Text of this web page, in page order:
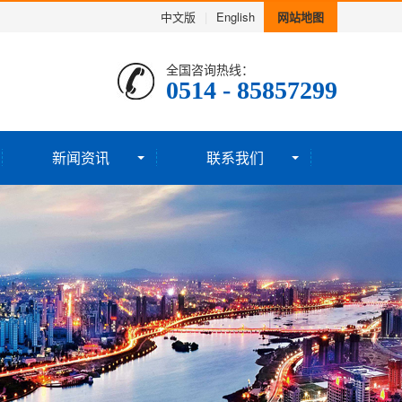
中文版 English 网站地图
全国咨询热线：
0514 - 85857299
新闻资讯 联系我们